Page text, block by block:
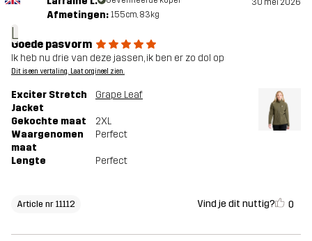
L
30 mei 2026
Afmetingen: 155cm, 83kg
Goede pasvorm
Ik heb nu drie van deze jassen, ik ben er zo dol op
Dit is een vertaling. Laat orgineel zien.
Exciter Stretch
Jacket
Grape Leaf
Gekochte maat
2XL
Waargenomen
maat
Perfect
Lengte Perfect
Article nr 11112 Vind je dit nuttig? 0